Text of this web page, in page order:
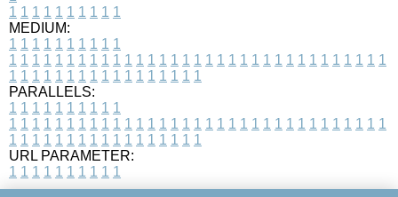
1 1 1 1 1 1 1 1 1 1
MEDIUM:
1 1 1 1 1 1 1 1 1 1
1 1 1 1 1 1 1 1 1 1 1 1 1 1 1 1 1 1 1 1 1 1 1 1 1 1 1 1 1 1 1 1 1
1 1 1 1 1 1 1 1 1 1 1 1 1 1 1 1 1
PARALLELS:
1 1 1 1 1 1 1 1 1 1
1 1 1 1 1 1 1 1 1 1 1 1 1 1 1 1 1 1 1 1 1 1 1 1 1 1 1 1 1 1 1 1 1
1 1 1 1 1 1 1 1 1 1 1 1 1 1 1 1 1
URL PARAMETER:
1 1 1 1 1 1 1 1 1 1